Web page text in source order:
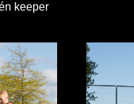
keeper